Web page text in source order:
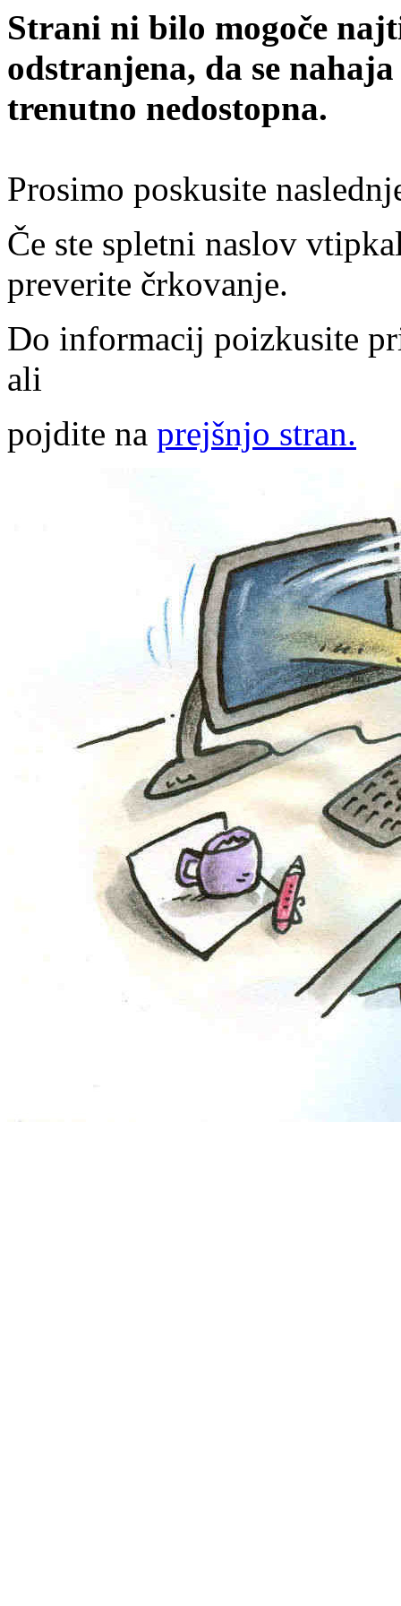
Strani ni bilo mogoče
odstranjena, da se
trenutno nedostopna.
Prosimo poskusite
Če ste spletni naslov
preverite črkovanje.
Do informacij poizkusite
ali
pojdite na prejšnjo stran.